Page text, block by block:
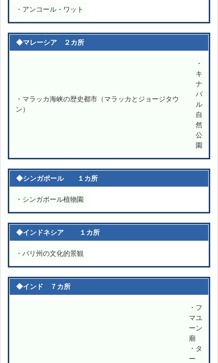
・アンコール・ワット
◆マレーシア ２カ所
・マラッカ海峡の歴史都市（マラッカとジョージタウ
ン）
・
キ
ナ
バ
ル
自
然
公
園
◆シンガポール １カ所
・シンガポール植物園
◆インドネシア １カ所
・バリ州の文化的景観
◆インド ７カ所
・フ
マユ
ーン
廟
・タ
ー